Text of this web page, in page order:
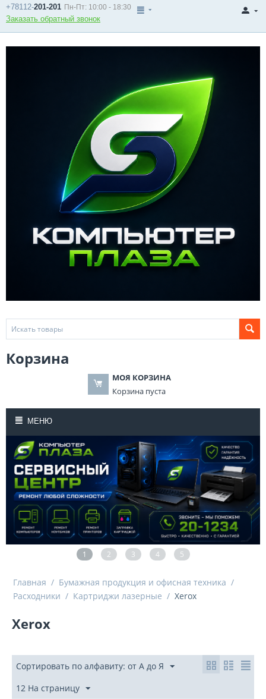
+78112-201-201 Пн-Пт: 10:00 - 18:30
Заказать обратный звонок
Корзина
МОЯ КОРЗИНА
Корзина пуста
МЕНЮ
1 2 3 4 5
Главная / Бумажная продукция и офисная техника /
Расходники / Картриджи лазерные / Xerox
Xerox
Сортировать по алфавиту: от А до Я
12 На страницу